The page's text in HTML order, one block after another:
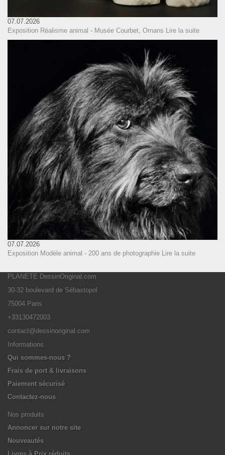
07.07.2026
Exposition Réalisme animal - Musée Courbet, Ornans Lire la suite
07.07.2026
Exposition Modèle animal - 200 ans de photographie Lire la suite
PLANETE DessinOriginal.com
30-32 boulevard de Sébastopol
75004 Paris
+33130472003
contact@dessinoriginal.com
Informations
Qui sommes-nous ?
Frais de port & livraisons
Paiement sécurisé
Contactez-nous
Nos produits
Annoncer sur notre site
Nouveautés